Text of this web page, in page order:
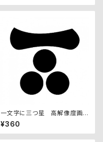
一文字に三つ星 高解像度画
像セット
¥360